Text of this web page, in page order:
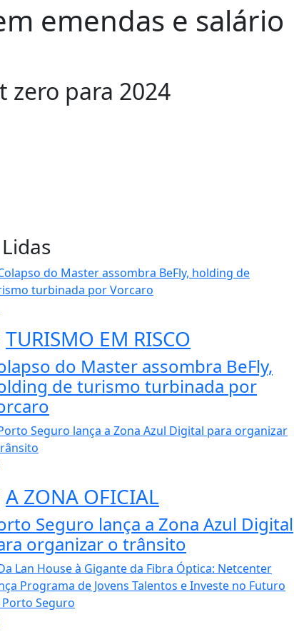
emendas e salário
zero para 2024
TURISMO EM RISCO
do Master assombra BeFly,
de turismo turbinada por
A ZONA OFICIAL
Seguro lança a Zona Azul Digital
organizar o trânsito